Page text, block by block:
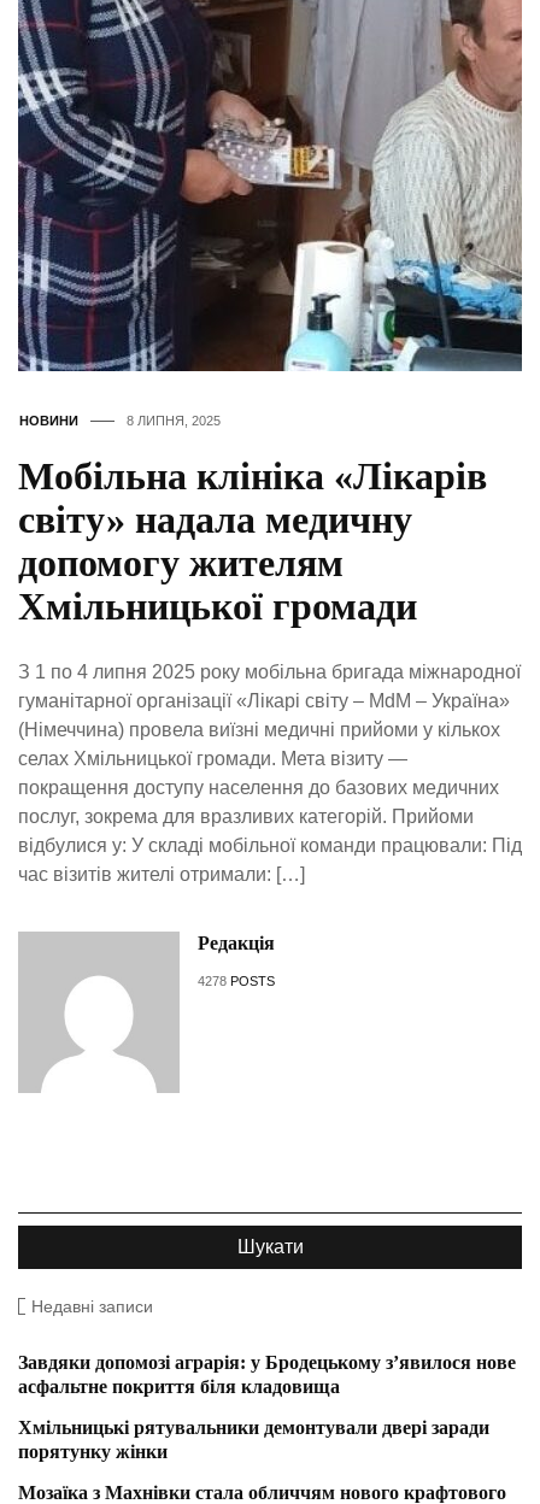
НОВИНИ 8 ЛИПНЯ, 2025
Мобільна клініка «Лікарів
світу» надала медичну
допомогу жителям
Хмільницької громади
З 1 по 4 липня 2025 року мобільна бригада міжнародної
гуманітарної організації «Лікарі світу – MdM – Україна»
(Німеччина) провела виїзні медичні прийоми у кількох
селах Хмільницької громади. Мета візиту —
покращення доступу населення до базових медичних
послуг, зокрема для вразливих категорій. Прийоми
відбулися у: У складі мобільної команди працювали: Під
час візитів жителі отримали: […]
Редакція
4278 POSTS
Недавні записи
Завдяки допомозі аграрія: у Бродецькому з’явилося нове
асфальтне покриття біля кладовища
Хмільницькі рятувальники демонтували двері заради
порятунку жінки
Мозаїка з Махнівки стала обличчям нового крафтового